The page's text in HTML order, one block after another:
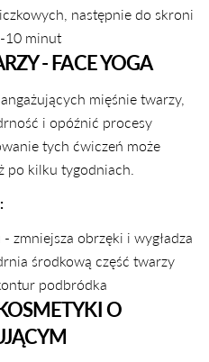
następnie do skroni
10 minut
- FACE YOGA
mięśnie twarzy,
i opóźnić procesy
tych ćwiczeń może
po kilku tygodniach.
zmniejsza obrzęki i wygładza
środkową część twarzy
podbródka
O